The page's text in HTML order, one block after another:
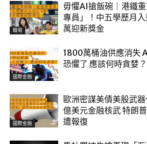
職場
毋懼AI搶飯碗｜港鐵
專員」！中五學歷月
萬迎新獎金
國際金融
1800萬桶油供應消失
恐懼了 應該何時貪婪？
國際金融
歐洲密謀美債美股武
億美元金融核武 特朗
遭報復